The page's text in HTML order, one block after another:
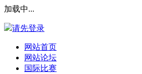
加载中...
请先登录
网站首页
网站论坛
国际比赛